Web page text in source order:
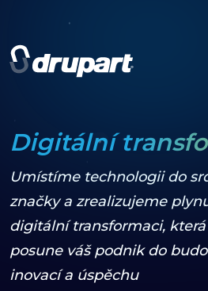
Digitální
Umístíme technologii do
značky a zrealizujeme
digitální transformaci, která
posune váš podnik do
inovací a úspěchu